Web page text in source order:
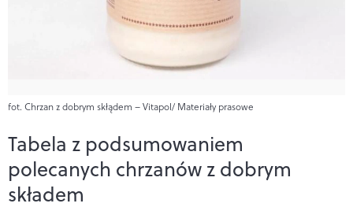
fot. Chrzan z dobrym skłądem – Vitapol/ Materiały prasowe
Tabela z podsumowaniem
polecanych chrzanów z dobrym
składem